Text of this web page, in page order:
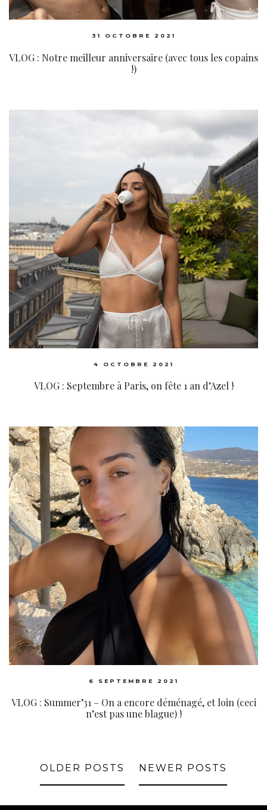
31 OCTOBRE 2021
VLOG : Notre meilleur anniversaire (avec tous les copains
!)
4 OCTOBRE 2021
VLOG : Septembre à Paris, on fête 1 an d’Azel !
6 SEPTEMBRE 2021
VLOG : Summer’31 – On a encore déménagé, et loin (ceci
n’est pas une blague) !
OLDER POSTS NEWER POSTS